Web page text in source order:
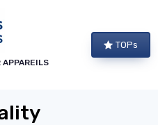
APPAREILS
TOPs